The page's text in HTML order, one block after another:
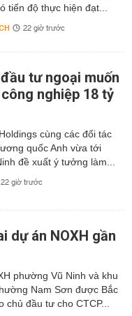
tiến độ thực hiện đạt...
22 giờ trước
tư ngoại muốn
nghiệp 18 tỷ
cùng các đối tác
quốc Anh vừa tới
đề xuất ý tưởng làm...
22 giờ trước
dự án NOXH gần
phường Vũ Ninh và khu
Nam Sơn được Bắc
chủ đầu tư cho CTCP...